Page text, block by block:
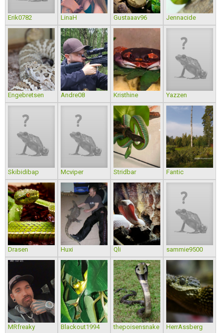
Erik0782 LinaH Gustaaav96 Jennacide
Engebretsen Andre08 Kristhine Yazzen
Skibidibap Mcviper Stridbar Fantic
Drasen Huxi Qli sammie9500
MRfreaky Blackout1994 thepoisensnake HerrAssberg